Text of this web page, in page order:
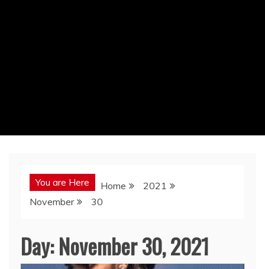
You are Here Home
2021
November
30
Day:November 30, 2021